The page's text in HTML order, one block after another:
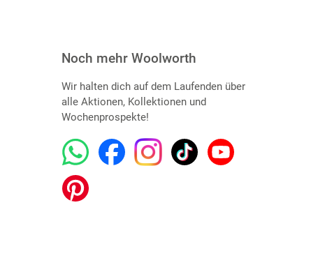
Noch mehr Woolworth
Wir halten dich auf dem Laufenden über
alle Aktionen, Kollektionen und
Wochenprospekte!